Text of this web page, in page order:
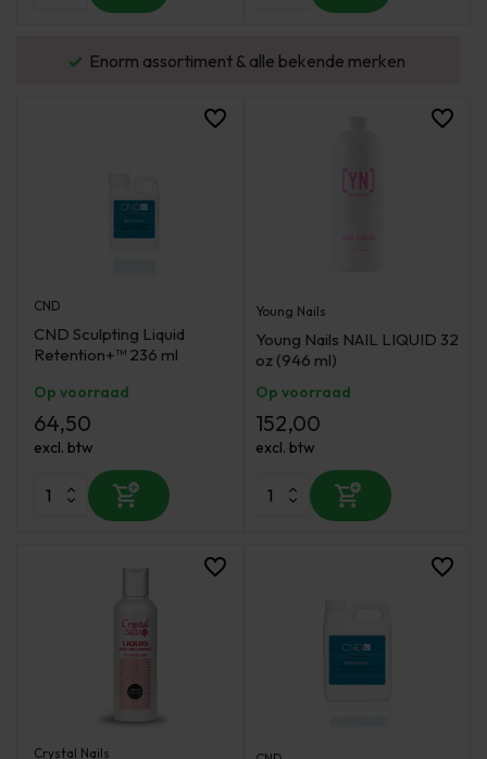
Enorm assortiment & alle bekende merken
CND
CND Sculpting Liquid
Retention+™ 236 ml
Op voorraad
64,50
excl. btw
Young Nails
Young Nails NAIL LIQUID 32
oz (946 ml)
Op voorraad
152,00
excl. btw
Crystal Nails